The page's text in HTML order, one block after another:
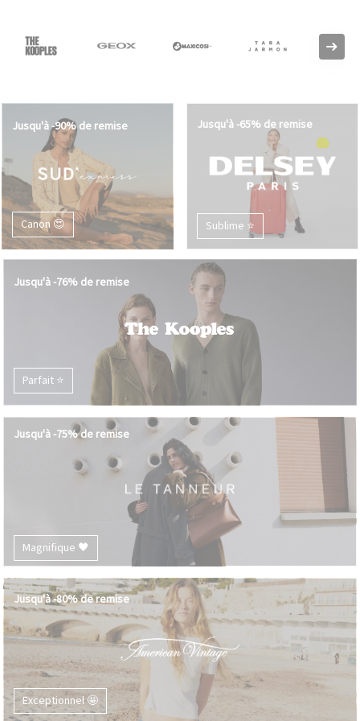
Jusqu'à -90% de remise
Canon 😍
Jusqu'à -65% de remise
Sublime ⭐️
Jusqu'à -76% de remise
Parfait ⭐️
Jusqu'à -75% de remise
Magnifique 🖤
Jusqu'à -80% de remise
Exceptionnel 🤩